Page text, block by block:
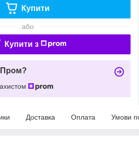
Купити
або
Купити з
Пром?
Доставка Оплата Умови